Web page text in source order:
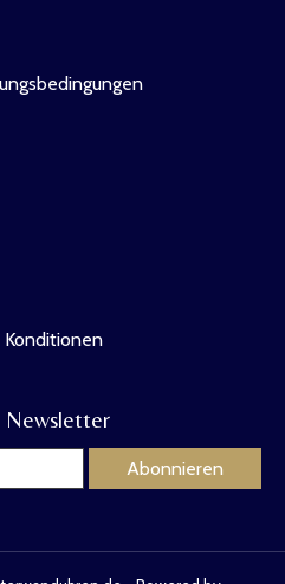
Newsletter
Abonnieren